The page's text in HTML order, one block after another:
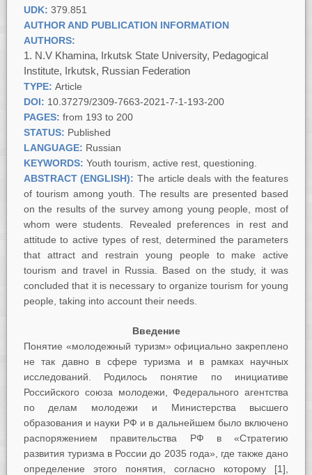
UDK: 379.851
AUTHOR AND PUBLICATION INFORMATION
AUTHORS:
N.V Khamina, Irkutsk State University, Pedagogical
Institute, Irkutsk, Russian Federation
TYPE: Article
DOI: 10.37279/2309-7663-2021-7-1-193-200
PAGES: from 193 to 200
STATUS: Published
LANGUAGE: Russian
KEYWORDS: Youth tourism, active rest, questioning.
ABSTRACT (ENGLISH): The article deals with the features
of tourism among youth. The results are presented based
on the results of the survey among young people, most of
whom were students. Revealed preferences in rest and
attitude to active types of rest, determined the parameters
that attract and restrain young people to make active
tourism and travel in Russia. Based on the study, it was
concluded that it is necessary to organize tourism for young
people, taking into account their needs.
Введение
Понятие «молодежный туризм» официально закреплено
не так давно в сфере туризма и в рамках научных
исследований. Родилось понятие по инициативе
Российского союза молодежи, Федерального агентства
по делам молодежи и Министерства высшего
образования и науки РФ и в дальнейшем было включено
распоряжением правительства РФ в «Стратегию
развития туризма в России до 2035 года», где также дано
определение этого понятия, согласно которому [1],